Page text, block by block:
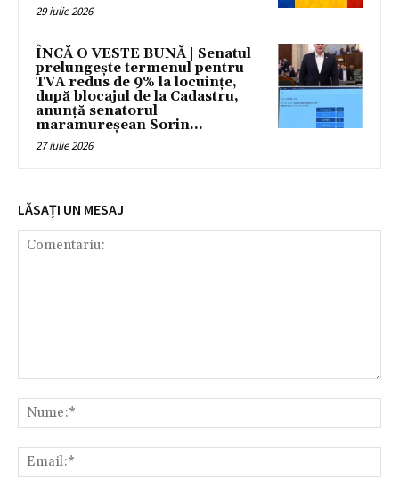
29 iulie 2026
ÎNCĂ O VESTE BUNĂ | Senatul
prelungește termenul pentru
TVA redus de 9% la locuințe,
după blocajul de la Cadastru,
anunță senatorul
maramureșean Sorin...
27 iulie 2026
LĂSAȚI UN MESAJ